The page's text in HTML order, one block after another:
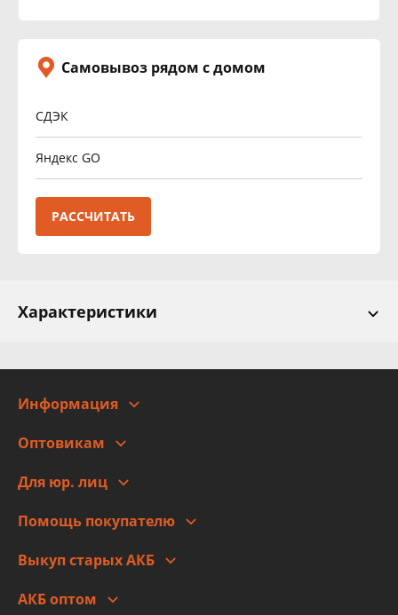
Самовывоз рядом с домом
СДЭК
Яндекс GO
РАССЧИТАТЬ
Характеристики
Информация
Адреса
Новости
Правовая информация
Оптовикам
Для юр. лиц
Помощь покупателю
Оплата
Гарантии и возврат
Выкуп старых АКБ
АКБ оптом